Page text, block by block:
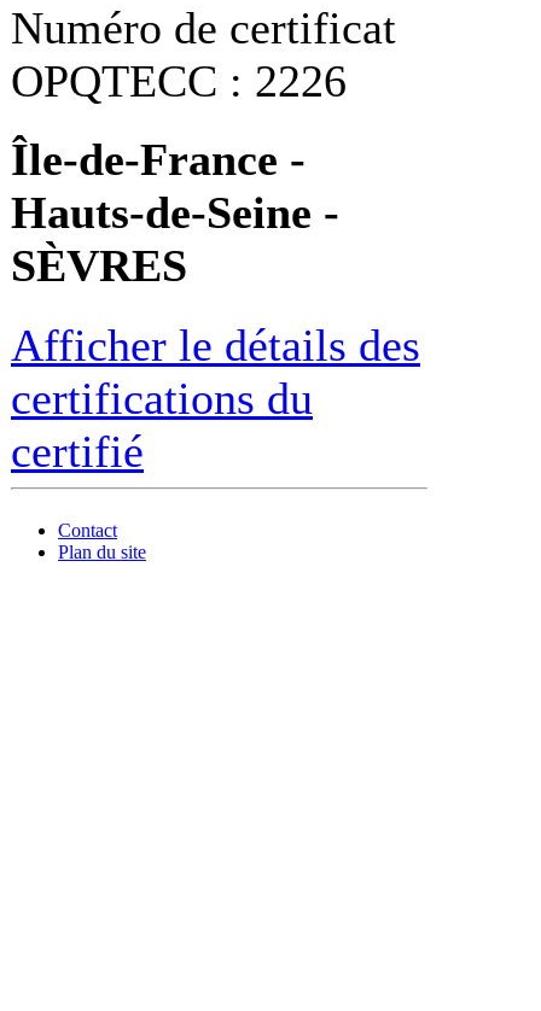
Numéro de certificat
OPQTECC : 2226
Île-de-France -
Hauts-de-Seine -
SÈVRES
Afficher le détails des
certifications du
certifié
Contact
Plan du site